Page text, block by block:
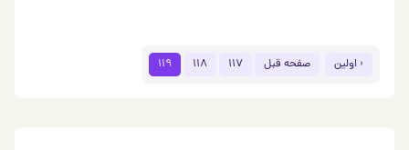
‹ اولین صفحه قبل 117
118
119